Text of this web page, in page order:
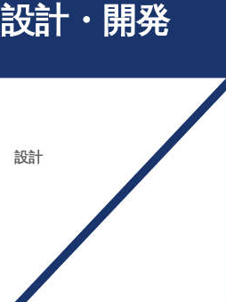
設計・開発
設計
開発